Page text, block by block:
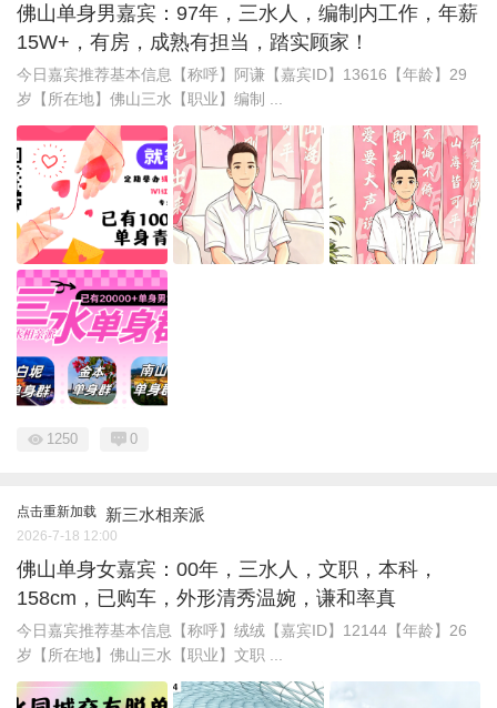
佛山单身男嘉宾：97年，三水人，编制内工作，年薪
15W+，有房，成熟有担当，踏实顾家！
今日嘉宾推荐基本信息【称呼】阿谦【嘉宾ID】13616【年龄】29
岁【所在地】佛山三水【职业】编制 ...
1250 0
点击重新加载 新三水相亲派
2026-7-18 12:00
佛山单身女嘉宾：00年，三水人，文职，本科，
158cm，已购车，外形清秀温婉，谦和率真
今日嘉宾推荐基本信息【称呼】绒绒【嘉宾ID】12144【年龄】26
岁【所在地】佛山三水【职业】文职 ...